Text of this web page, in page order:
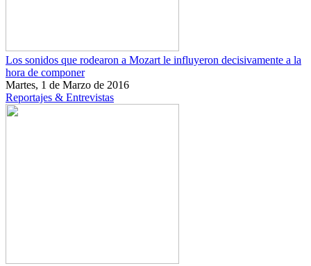
Los sonidos que rodearon a Mozart le influyeron decisivamente a la
hora de componer
Martes, 1 de Marzo de 2016
Reportajes & Entrevistas